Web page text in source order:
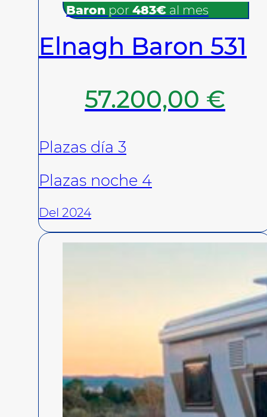
Baron por 483€ al mes
Elnagh Baron 531
57.200,00 €
Plazas día 3
Plazas noche 4
Del 2024